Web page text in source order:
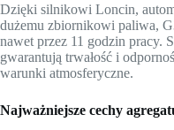
Dzięki silnikowi Loncin,
dużemu zbiornikowi paliwa,
nawet przez 11 godzin pracy.
gwarantują trwałość i
warunki atmosferyczne.
Najważniejsze cechy